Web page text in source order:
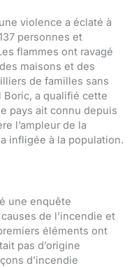
violence a éclaté à
personnes et
flammes ont ravagé
maisons et des
de familles sans
Boric, a qualifié cette
pays ait connu depuis
l’ampleur de la
infligée à la population.
une enquête
de l’incendie et
éléments ont
pas d’origine
d’incendie